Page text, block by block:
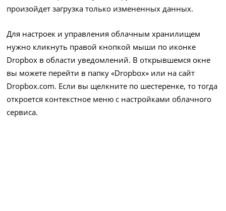
произойдет загрузка только измененных данных.
Для настроек и управления облачным хранилищем
нужно кликнуть правой кнопкой мыши по иконке
Dropbox в области уведомлений. В открывшемся окне
вы можете перейти в папку «Dropbox» или на сайт
Dropbox.com. Если вы щелкните по шестеренке, то тогда
откроется контекстное меню с настройками облачного
сервиса.